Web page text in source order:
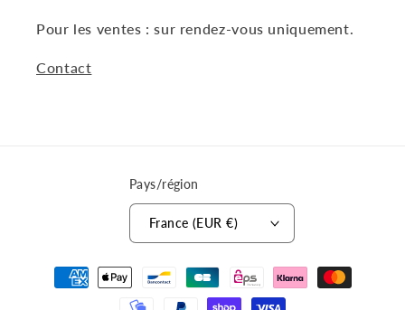
Pour les ventes : sur rendez-vous uniquement.
Contact
Pays/région
France (EUR €)
Moyens